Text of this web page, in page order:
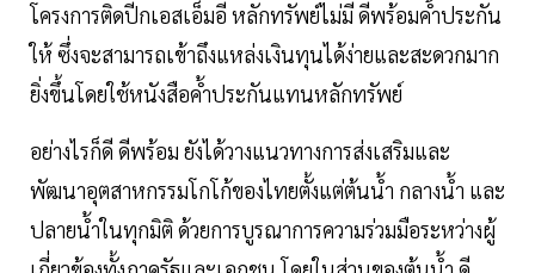
โครงการติดปีกเอสเอ็มอี หลักทรัพย์ไม่มี ดีพร้อมค้ำประกัน
ให้ ซึ่งจะสามารถเข้าถึงแหล่งเงินทุนได้ง่ายและสะดวกมาก
ยิ่งขึ้นโดยใช้หนังสือค้ำประกันแทนหลักทรัพย์
อย่างไรก็ดี ดีพร้อม ยังได้วางแนวทางการส่งเสริมและ
พัฒนาอุตสาหกรรมโกโก้ของไทยตั้งแต่ต้นน้ำ กลางน้ำ และ
ปลายน้ำในทุกมิติ ด้วยการบูรณาการความร่วมมือระหว่างผู้